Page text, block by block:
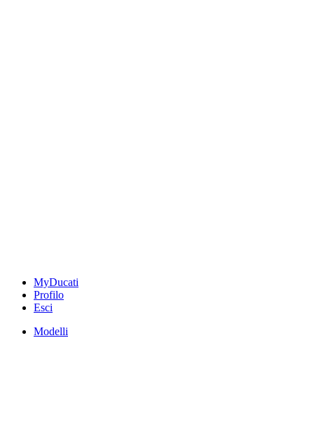
MyDucati
Profilo
Esci
Modelli